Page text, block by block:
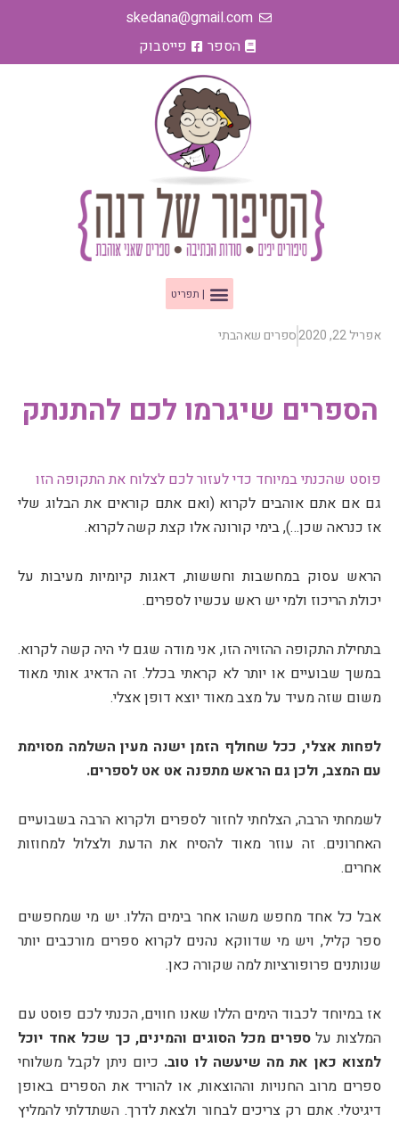
skedana@gmail.com
הספר
פייסבוק
תפריט
אפריל 22, 2020 ספרים שאהבתי
הספרים שיגרמו לכם להתנתק
פוסט שהכנתי במיוחד כדי לעזור לכם לצלוח את התקופה הזו
גם אם אתם אוהבים לקרוא (ואם אתם קוראים את הבלוג שלי
אז כנראה שכן…), בימי קורונה אלו קצת קשה לקרוא.
הראש עסוק במחשבות וחששות, דאגות קיומיות מעיבות על
יכולת הריכוז ולמי יש ראש עכשיו לספרים.
בתחילת התקופה ההזויה הזו, אני מודה שגם לי היה קשה לקרוא.
במשך שבועיים או יותר לא קראתי בכלל. זה הדאיג אותי מאוד
משום שזה מעיד על מצב מאוד יוצא דופן אצלי.
לפחות אצלי, ככל שחולף הזמן ישנה מעין השלמה מסוימת
עם המצב, ולכן גם הראש מתפנה אט אט לספרים.
לשמחתי הרבה, הצלחתי לחזור לספרים ולקרוא הרבה בשבועיים
האחרונים. זה עוזר מאוד להסיח את הדעת ולצלול למחוזות
אחרים.
אבל כל אחד מחפש משהו אחר בימים הללו. יש מי שמחפשים
ספר קליל, ויש מי שדווקא נהנים לקרוא ספרים מורכבים יותר
שנותנים פרופורציות למה שקורה כאן.
אז במיוחד לכבוד הימים הללו שאנו חווים, הכנתי לכם פוסט עם
המלצות עלספרים מכל הסוגים והמינים, כך שכל אחד יוכל
למצוא כאן את מה שיעשה לו טוב. כיום ניתן לקבל משלוחי
ספרים מרוב החנויות וההוצאות, או להוריד את הספרים באופן
דיגיטלי. אתם רק צריכים לבחור ולצאת לדרך. השתדלתי להמליץ